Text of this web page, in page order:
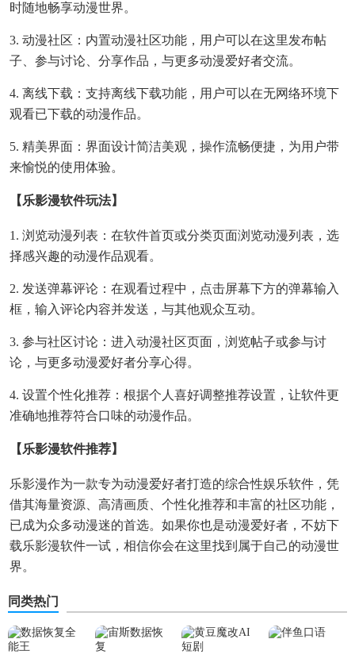
时随地畅享动漫世界。
3. 动漫社区：内置动漫社区功能，用户可以在这里发布帖
子、参与讨论、分享作品，与更多动漫爱好者交流。
4. 离线下载：支持离线下载功能，用户可以在无网络环境下
观看已下载的动漫作品。
5. 精美界面：界面设计简洁美观，操作流畅便捷，为用户带
来愉悦的使用体验。
【乐影漫软件玩法】
1. 浏览动漫列表：在软件首页或分类页面浏览动漫列表，选
择感兴趣的动漫作品观看。
2. 发送弹幕评论：在观看过程中，点击屏幕下方的弹幕输入
框，输入评论内容并发送，与其他观众互动。
3. 参与社区讨论：进入动漫社区页面，浏览帖子或参与讨
论，与更多动漫爱好者分享心得。
4. 设置个性化推荐：根据个人喜好调整推荐设置，让软件更
准确地推荐符合口味的动漫作品。
【乐影漫软件推荐】
乐影漫作为一款专为动漫爱好者打造的综合性娱乐软件，凭
借其海量资源、高清画质、个性化推荐和丰富的社区功能，
已成为众多动漫迷的首选。如果你也是动漫爱好者，不妨下
载乐影漫软件一试，相信你会在这里找到属于自己的动漫世
界。
同类热门